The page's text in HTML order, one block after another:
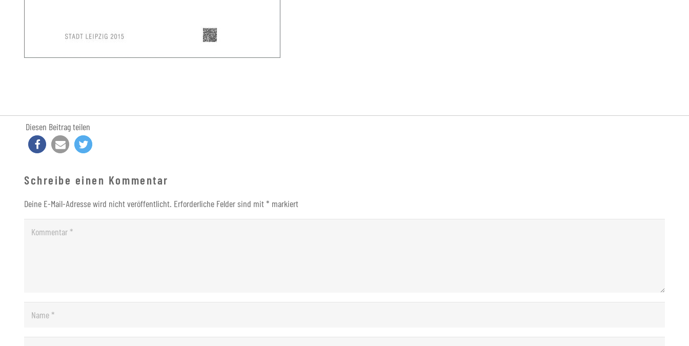
Diesen Beitrag teilen
Schreibe einen Kommentar
Deine E-Mail-Adresse wird nicht veröffentlicht. Erforderliche Felder sind mit* markiert